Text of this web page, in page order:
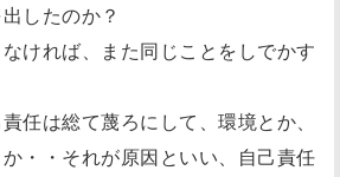
したのか？
ければ、また同じことをしでかす
任は総て蔑ろにして、環境とか、
・・それが原因といい、自己責任